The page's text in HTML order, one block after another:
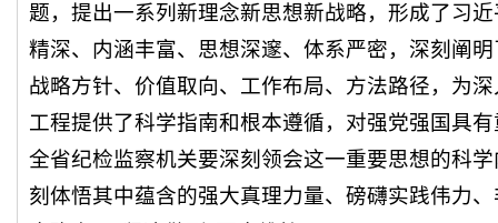
题，提出一系列新理念新思想新战略，形成了习
精深、内涵丰富、思想深邃、体系严密，深刻阐
战略方针、价值取向、工作布局、方法路径，为
工程提供了科学指南和根本遵循，对强党强国具
全省纪检监察机关要深刻领会这一重要思想的科
刻体悟其中蕴含的强大真理力量、磅礴实践伟力